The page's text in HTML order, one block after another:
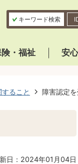
キーワード検索
・福祉 安
ること 障害認定
日：2024年01月04日